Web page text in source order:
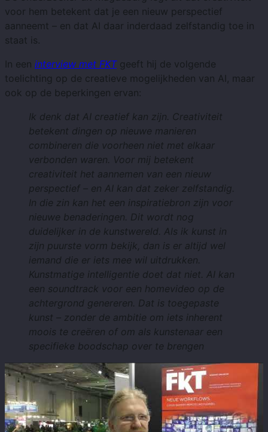
voor hem betekent dat je een nieuw perspectief
aanneemt – en dat AI daar inderdaad zelfstandig toe in
staat is.
In een interview met FKTgeeft hij de volgende
toelichting op de creatieve mogelijkheden van AI, maar
ook op de beperkingen ervan:
Ik denk dat AI creatief kan zijn. Creativiteit
betekent dingen op nieuwe manieren
combineren die voorheen niet met elkaar
verbonden waren. Voor mij betekent
creativiteit het aannemen van een nieuw
perspectief – en AI kan dat zeker zelfstandig.
In die zin kan het een inspiratiebron zijn voor
nieuwe benaderingen. Dit wordt nog
duidelijker in de kunstwereld. Als ik kunst in
zijn puurste vorm bekijk, dan is er altijd wel
iemand die er iets mee wil uitdrukken.
Kunstmatige intelligentie doet dat niet. AI kan
een soundtrack voor een homevideo op de
achtergrond genereren. Dat is toegepaste
kunst – zonder de ambitie om iets inherent
moois te creëren of om als kunstenaar een
specifieke boodschap over te brengen